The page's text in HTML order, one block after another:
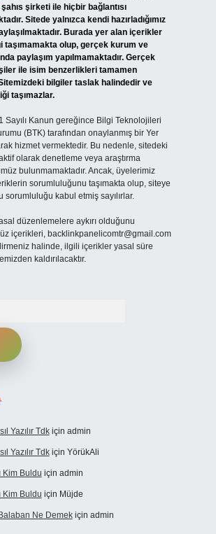
şirketi ile hiçbir bağlantısı
Sitede yalnızca kendi hazırladığımız
Burada yer alan içerikler
taşımamakta olup, gerçek kurum ve
paylaşım yapılmamaktadır. Gerçek
ile isim benzerlikleri tamamen
bilgiler taslak halindedir ve
taşımazlar.
Sayılı Kanun gereğince Bilgi Teknolojileri
(BTK) tarafından onaylanmış bir Yer
hizmet vermektedir. Bu nedenle, sitedeki
olarak denetleme veya araştırma
bulunmamaktadır. Ancak, üyelerimiz
sorumluluğunu taşımakta olup, siteye
sorumluluğu kabul etmiş sayılırlar.
düzenlemelere aykırı olduğunu
içerikleri, backlinkpanelicomtr@gmail.com
halinde, ilgili içerikler yasal süre
kaldırılacaktır.
Yazılır Tdkiçin admin
Yazılır Tdkiçin YörükAli
Kim Buldu için admin
Kim Buldu için Müjde
Ne Demekiçin admin